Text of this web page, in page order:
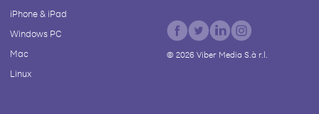
iPhone & iPad
Windows PC
Mac
Linux
© 2026Viber Media S.à r.l.